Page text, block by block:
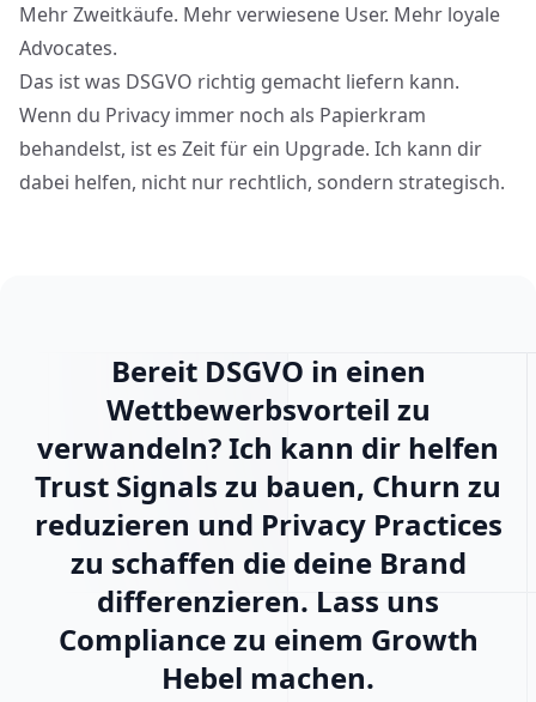
Mehr Zweitkäufe. Mehr verwiesene User. Mehr loyale
Advocates.
Das ist was DSGVO richtig gemacht liefern kann.
Wenn du Privacy immer noch als Papierkram
behandelst, ist es Zeit für ein Upgrade. Ich kann dir
dabei helfen, nicht nur rechtlich, sondern strategisch.
Bereit DSGVO in einen
Wettbewerbsvorteil zu
verwandeln? Ich kann dir helfen
Trust Signals zu bauen, Churn zu
reduzieren und Privacy Practices
zu schaffen die deine Brand
differenzieren. Lass uns
Compliance zu einem Growth
Hebel machen.